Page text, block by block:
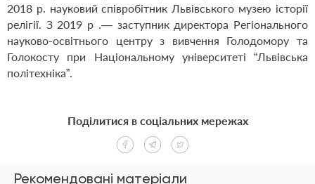
2018 р. науковий співробітник Львівського музею історії
релігії. З 2019 р .— заступник директора Регіонального
науково-освітнього центру з вивчення Голодомору та
Голокосту при Національному університеті “Львівська
політехніка”.
Рекомендовані матеріали
Поділитися в соціальних мережах